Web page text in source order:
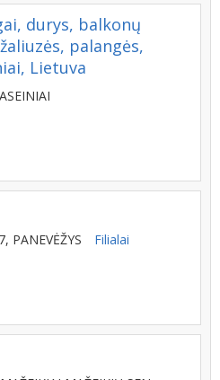
durys, balkonų
palangės,
Lietuva
PANEVĖŽYS
Filialai